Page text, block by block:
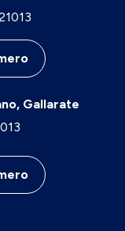
Gallarate